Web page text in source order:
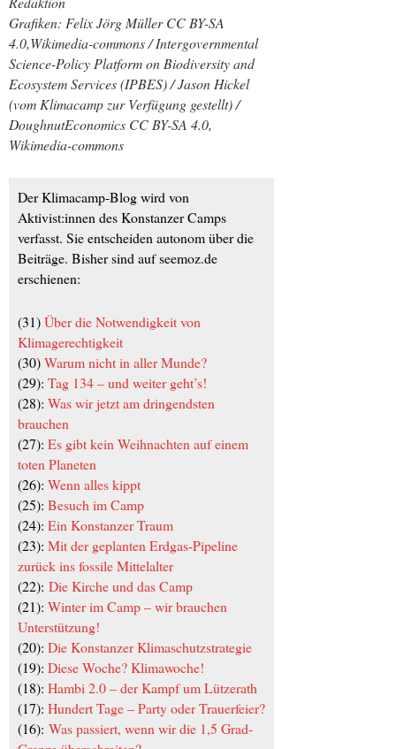
Grafiken: Felix Jörg Müller CC BY-SA
4.0,Wikimedia-commons /Intergovernmental
Science-Policy Platform on Biodiversity and
Ecosystem Services (IPBES) / Jason Hickel
(vom Klimacamp zur Verfügung gestellt) /
DoughnutEconomics CC BY-SA 4.0,
Wikimedia-commons
Der Klimacamp-Blog wird von
Aktivist:innen des Konstanzer Camps
verfasst. Sie entscheiden autonom über die
Beiträge. Bisher sind auf seemoz.de
erschienen:
(31)Über die Notwendigkeit von
Klimagerechtigkeit
(30)Warum nicht in aller Munde?
(29): Tag 134 – und weiter geht’s!
(28): Was wir jetzt am dringendsten
brauchen
(27): Es gibt kein Weihnachten auf einem
toten Planeten
(26): Wenn alles kippt
(25): Besuch im Camp
(24): Ein Konstanzer Traum
(23): Mit der geplanten Erdgas-Pipeline
zurück ins fossile Mittelalter
(22): Die Kirche und das Camp
(21): Winter im Camp – wir brauchen
Unterstützung!
(20): Die Konstanzer Klimaschutzstrategie
(19): Diese Woche? Klimawoche!
(18): Hambi 2.0 – der Kampf um Lützerath
(17): Hundert Tage – Party oder Trauerfeier?
(16): Was passiert, wenn wir die 1,5 Grad-